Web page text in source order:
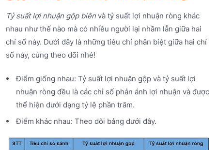
Tỷ suất lợi nhuận gộp biên và tỷ suất lợi nhuận ròng khác
nhau như thế nào mà có nhiều người lại nhầm lẫn giữa hai
chỉ số này. Dưới đây là những tiêu chí phân biệt giữa hai chỉ
số này, cùng theo dõi nhé!
Điểm giống nhau: Tỷ suất lợi nhuận gộp và tỷ suất lợi
nhuận ròng đều là các chỉ số phản ánh lợi nhuận và được
thể hiện dưới dạng tỷ lệ phần trăm.
Điểm khác nhau: Theo dõi bảng dưới đây.